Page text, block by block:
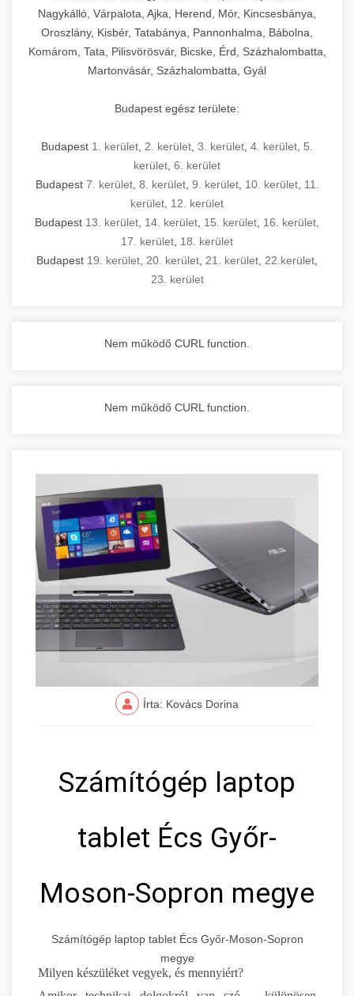
Nagykálló, Várpalota, Ajka, Herend, Mór, Kincsesbánya,
Oroszlány, Kisbér, Tatabánya, Pannonhalma, Bábolna,
Komárom, Tata, Pilisvörösvár, Bicske, Érd, Százhalombatta,
Martonvásár, Százhalombatta, Gyál
Budapest egész területe:
Budapest 1. kerület 2. kerület 3. kerület 4. kerület 5.
kerület 6. kerület
Budapest 7. kerület, 8. kerület, 9. kerület, 10. kerület, 11.
kerület 12. kerület
Budapest 13. kerület 14. kerület 15. kerület 16. kerület
17. kerület 18. kerület
Budapest 19. kerület 20. kerület 21. kerület 22.kerület
23. kerület
Nem működő CURL function.
Nem működő CURL function.
Írta: Kovács Dorina
Számítógép laptop
tablet Écs Győr-
Moson-Sopron megye
Számítógép laptop tablet Écs Győr-Moson-Sopron
megye
Milyen készüléket vegyek, és mennyiért?